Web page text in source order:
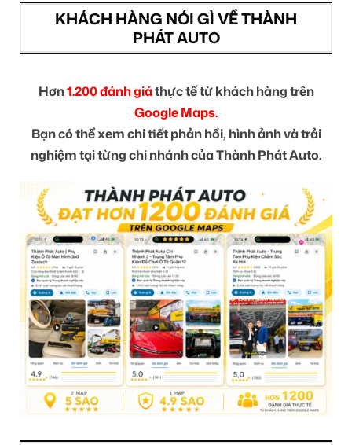
KHÁCH HÀNG NÓI GÌ VỀ THÀNH
PHÁT AUTO
Hơn1.200 đánh giáthực tế từ khách hàng trên
Google Maps.
Bạn có thể xem chi tiết phản hồi, hình ảnh và trải
nghiệm tại từng chi nhánh của Thành Phát Auto.